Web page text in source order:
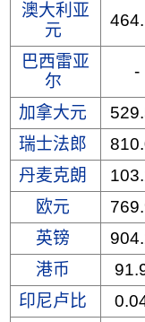
澳大利亚
元
巴西雷亚
尔
-
加拿大元
瑞士法郎
丹麦克朗
欧元
英镑
港币
印尼卢比